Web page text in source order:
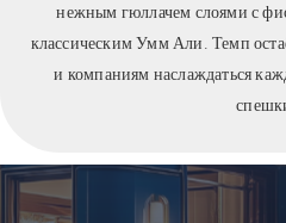
нежным гюллачем слоями с
классическим Умм Али. Темп
и компаниям наслаждаться